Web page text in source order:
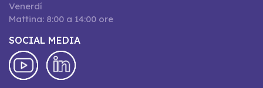
Venerdí
Mattina: 8:00 a 14:00 ore
SOCIAL MEDIA